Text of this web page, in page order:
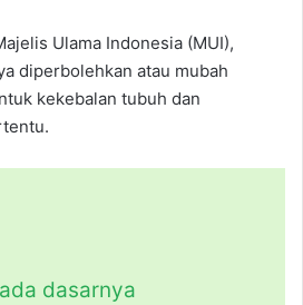
Ulama Indonesia (MUI),
diperbolehkan atau mubah
kekebalan tubuh dan
dasarnya